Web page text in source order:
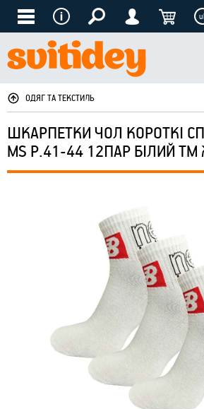
ОДЯГ ТА ТЕКСТИЛЬ
ШКАРПЕТКИ ЧОЛ КОРОТКІ
MS Р.41-44 12ПАР БІЛИЙ